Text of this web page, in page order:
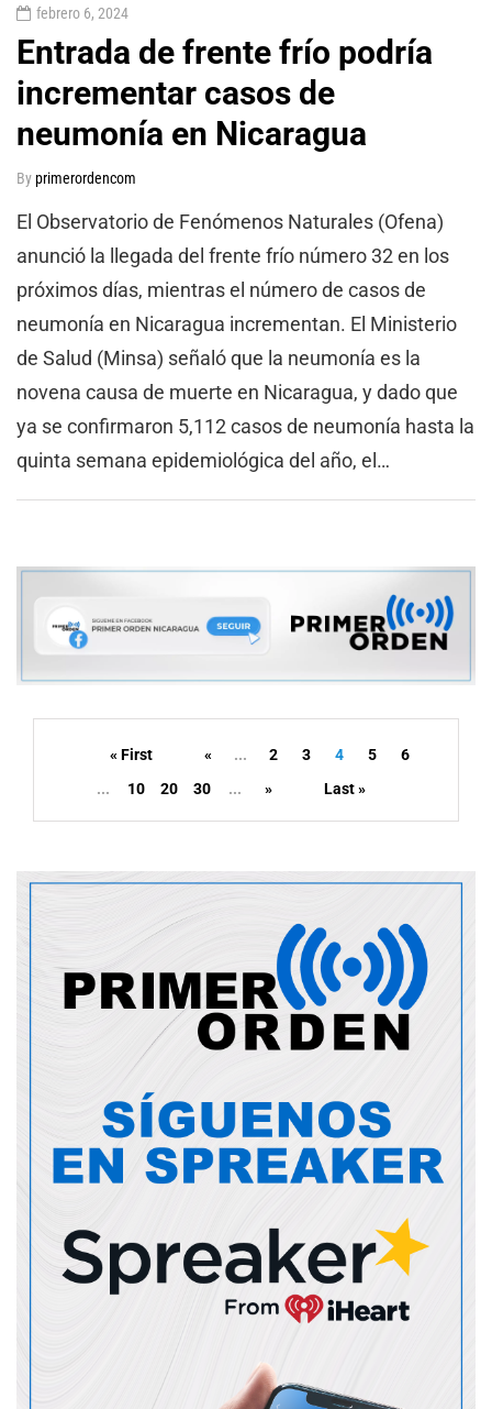
febrero 6, 2024
Entrada de frente frío podría
incrementar casos de
neumonía en Nicaragua
Byprimerordencom
El Observatorio de Fenómenos Naturales (Ofena)
anunció la llegada del frente frío número 32 en los
próximos días, mientras el número de casos de
neumonía en Nicaragua incrementan. El Ministerio
de Salud (Minsa) señaló que la neumonía es la
novena causa de muerte en Nicaragua, y dado que
ya se confirmaron 5,112 casos de neumonía hasta la
quinta semana epidemiológica del año, el…
« First « ... 2 3 4 5
6
...
10 20 30 ... » Last »